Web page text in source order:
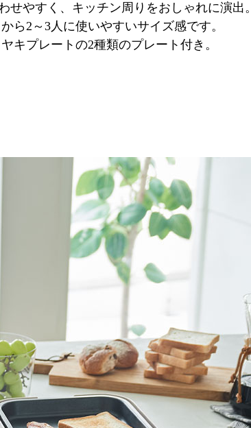
やすく、キッチン周りをおしゃれに演出。
ら2～3人に使いやすいサイズ感です。
キプレートの2種類のプレート付き。